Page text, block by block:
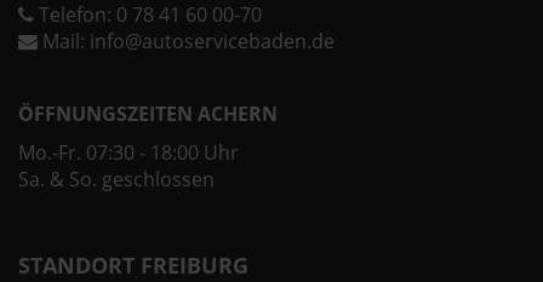
Telefon: 0 78 41 60 00-70
Mail: info@autoservicebaden.de
ÖFFNUNGSZEITEN ACHERN
Mo.-Fr. 07:30 - 18:00 Uhr
Sa. & So. geschlossen
STANDORT FREIBURG